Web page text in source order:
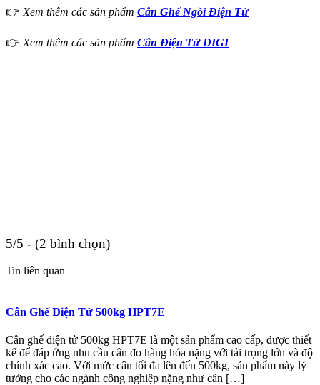
👉Xem thêm các sản phẩm Cân Ghế Ngồi Điện Tử
👉Xem thêm các sản phẩm Cân Điện Tử DIGI
5/5 - (2 bình chọn)
Tin liên quan
Cân Ghế Điện Tử 500kg HPT7E
Cân ghế điện tử 500kg HPT7E là một sản phẩm cao cấp, được thiết
kế để đáp ứng nhu cầu cân đo hàng hóa nặng với tải trọng lớn và độ
chính xác cao. Với mức cân tối đa lên đến 500kg, sản phẩm này lý
tưởng cho các ngành công nghiệp nặng như cân […]